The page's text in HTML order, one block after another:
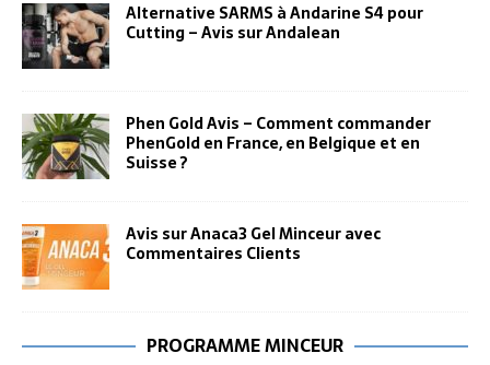
Alternative SARMS à Andarine S4 pour
Cutting – Avis sur Andalean
Phen Gold Avis – Comment commander
PhenGold en France, en Belgique et en
Suisse ?
Avis sur Anaca3 Gel Minceur avec
Commentaires Clients
PROGRAMME MINCEUR